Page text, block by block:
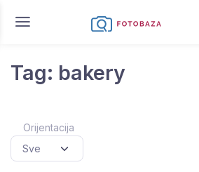
Tag: bakery
Orijentacija